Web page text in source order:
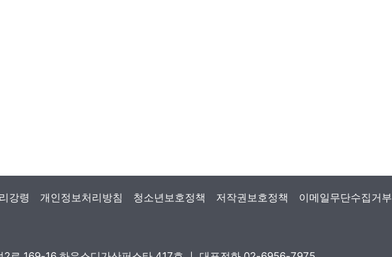
강령 개인정보처리방침 청소년보호정책 저작권보호정책 이메일무단수집거부